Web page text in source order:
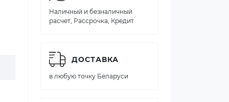
Наличный и безналичный
расчет, Рассрочка, Кредит
ДОСТАВКА
в любую точку Беларуси